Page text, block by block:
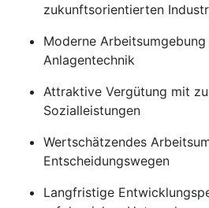
zukunftsorientierten
Moderne
Anlagentechnik
Attraktive Vergütung mit
Sozialleistungen
Wertschätzendes
Entscheidungswegen
Langfristige